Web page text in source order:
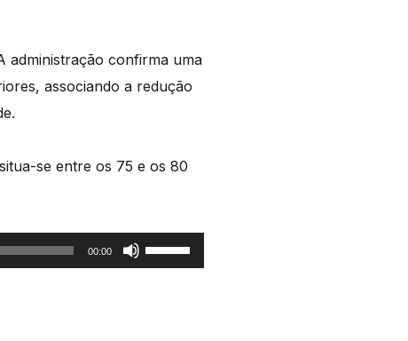
administração confirma uma
associando a redução
se entre os 75 e os 80
00:00
Use
as